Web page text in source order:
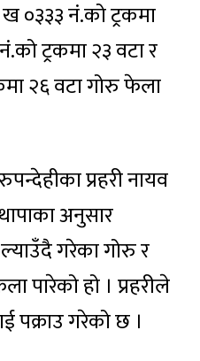
०३३३ नं.को ट्रकमा
ट्रकमा २३ वटा र
२६ वटा गोरु फेला
प्रहरी नायव
अनुसार
गरेका गोरु र
पारेको हो । प्रहरीले
पक्राउ गरेको छ ।